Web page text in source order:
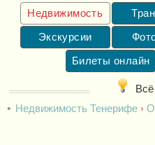
Недвижимость
Экскурсии
Билеты онлайн
Недвижимость Тенерифе